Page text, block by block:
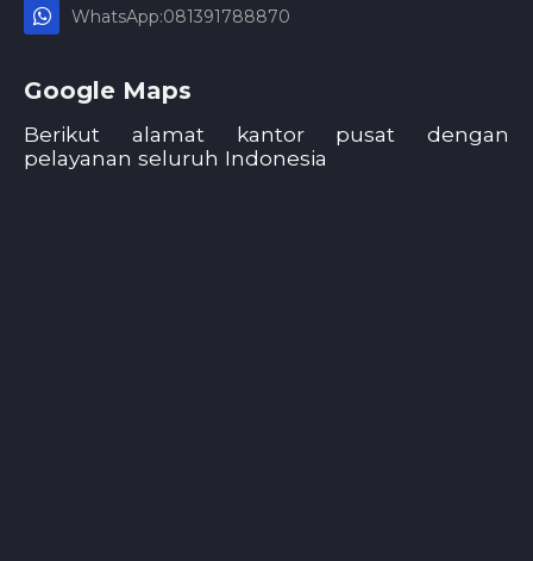
WhatsApp:081391788870
Google Maps
Berikut alamat kantor pusat dengan
pelayanan seluruh Indonesia